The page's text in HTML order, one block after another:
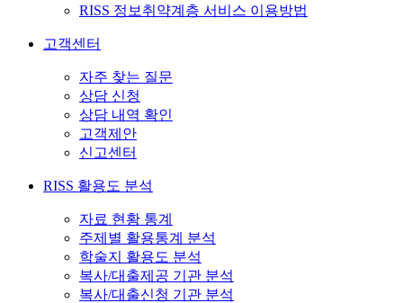
RISS 정보취약계층 서비스 이용방법
고객센터
자주 찾는 질문
상담 신청
상담 내역 확인
고객제안
신고센터
RISS 활용도 분석
자료 현황 통계
주제별 활용통계 분석
학술지 활용도 분석
복사/대출제공 기관 분석
복사/대출신청 기관 분석